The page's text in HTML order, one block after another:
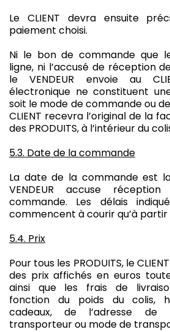
Le CLIENT devra ensuite
paiement choisi.
Ni le bon de commande que
ligne, ni l’accusé de réception
le VENDEUR envoie au
électronique ne constituent
soit le mode de commande ou
CLIENT recevra l’original de la
des PRODUITS, à l’intérieur du
5.3. Date de la commande
La date de la commande est
VENDEUR accuse
commande. Les délais
commencent à courir qu’à
5.4. Prix
Pour tous les PRODUITS, le
des prix affichés en euros
ainsi que les frais de
fonction du poids du colis,
cadeaux, de l’adresse de
transporteur ou mode de